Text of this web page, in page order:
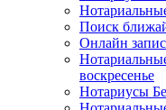
Поиск
Онлайн
воскресенье
Нотариусы